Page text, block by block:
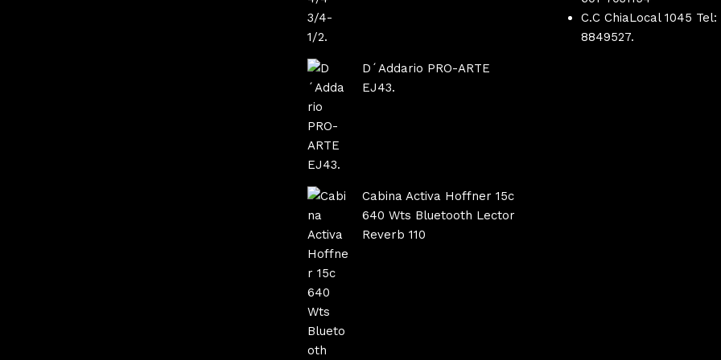
D´Addario PRO-ARTE
EJ43.
Cabina Activa Hoffner 15c
640 Wts Bluetooth Lector
Reverb 110
C.C ChiaLocal 1045 Tel:
8849527.